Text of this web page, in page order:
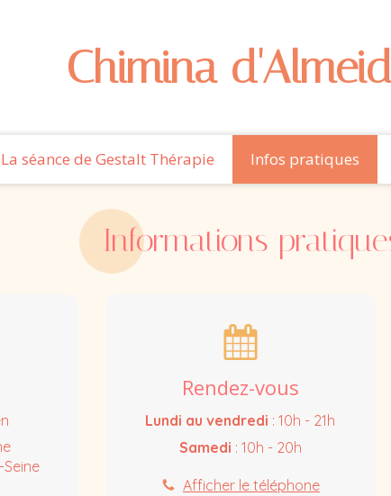
Chimina
La séance de Gestalt Thérapie Infos pratiques
Informations
Rendez-vous
Lundi au vendredi : 10h - 21h
Samedi : 10h - 20h
Afficher le téléphone